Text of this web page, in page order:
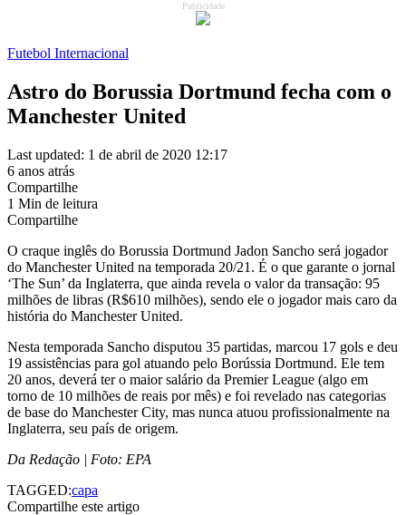
Publicidade
Futebol Internacional
Astro do Borussia Dortmund fecha com o
Manchester United
Last updated: 1 de abril de 2020 12:17
6 anos atrás
Compartilhe
1 Min de leitura
Compartilhe
O craque inglês do Borussia Dortmund Jadon Sancho será jogador
do Manchester United na temporada 20/21. É o que garante o jornal
‘The Sun’ da Inglaterra, que ainda revela o valor da transação: 95
milhões de libras (R$610 milhões), sendo ele o jogador mais caro da
história do Manchester United.
Nesta temporada Sancho disputou 35 partidas, marcou 17 gols e deu
19 assistências para gol atuando pelo Borússia Dortmund. Ele tem
20 anos, deverá ter o maior salário da Premier League (algo em
torno de 10 milhões de reais por mês) e foi revelado nas categorias
de base do Manchester City, mas nunca atuou profissionalmente na
Inglaterra, seu país de origem.
Da Redação | Foto: EPA
TAGGED:capa
Compartilhe este artigo